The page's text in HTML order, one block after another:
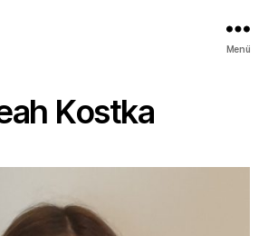
Menü
Kostka